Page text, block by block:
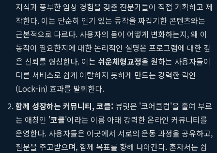
지식과 풍부한 임상 경험을 갖춘 전문가들이 직접 기획하고 제
작한다. 이는 단순히 인기 있는 동작을 짜깁기한 콘텐츠와는
근본적으로 다르다. 사용자의 몸이 어떻게 변화하는지, 왜 이
동작이 필요한지에 대한 논리적인 설명은 프로그램에 대한 깊
은 신뢰를 형성한다. 이는 쉬운체형교정을 원하는 사용자들이
다른 서비스로 쉽게 이탈하지 못하게 만드는 강력한 락인
(Lock-in) 효과를 발휘한다.
함께 성장하는 커뮤니티, 코클: 뷰릿은 '코어클럽'을 줄여 부르
는 애칭인 '코클'이라는 이름 아래 강력한 온라인 커뮤니티를
운영한다. 사용자들은 이곳에서 서로의 운동 과정을 공유하고,
질문을 주고받으며, 함께 목표를 향해 나아간다. 혼자서는 쉽